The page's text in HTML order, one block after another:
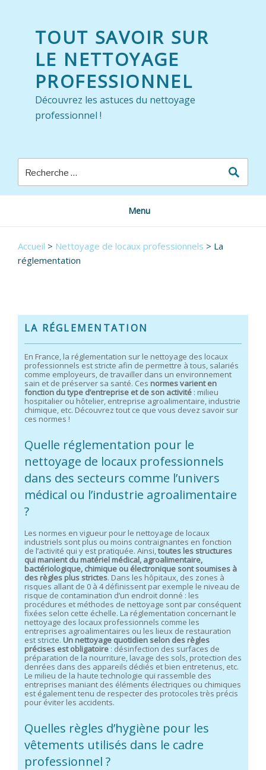
TOUT SAVOIR SUR
LE NETTOYAGE
PROFESSIONNEL
Découvrez les astuces du nettoyage
professionnel !
Menu
Accueil > Nettoyage de locaux professionnels > La
réglementation
LA RÉGLEMENTATION
En France, la réglementation sur le nettoyage des locaux
professionnels est stricte afin de permettre à tous, salariés
comme employeurs, de travailler dans un environnement
sain et de préserver sa santé. Ces normes varient en
fonction du type d’entreprise et de son activité : milieu
hospitalier ou hôtelier, entreprise agroalimentaire, industrie
chimique, etc. Découvrez tout ce que vous devez savoir sur
ces normes !
Quelle réglementation pour le
nettoyage de locaux professionnels
dans des secteurs comme l’univers
médical ou l’industrie agroalimentaire
?
Les normes en vigueur pour le nettoyage de locaux
industriels sont plus ou moins contraignantes en fonction
de l’activité qui y est pratiquée. Ainsi,toutes les structures
qui manient du matériel médical, agroalimentaire,
bactériologique, chimique ou électronique sont soumises à
des règles plus strictes. Dans les hôpitaux, des zones à
risques allant de 0 à 4 définissent par exemple le niveau de
risque de contamination d’un endroit donné : les
procédures et méthodes de nettoyage sont par conséquent
fixées selon cette échelle. La réglementation concernant le
nettoyage des locaux professionnels comme les
entreprises agroalimentaires ou les lieux de restauration
est stricte. Un nettoyage quotidien selon des règles
précises est obligatoire : désinfection des surfaces de
préparation de la nourriture, lavage des sols, protection des
denrées dans des appareils dédiés et bien entretenus, etc.
Le milieu de la haute technologie qui rassemble des
entreprises maniant des éléments électriques ou chimiques
est également tenu de respecter des protocoles très précis
pour éviter les accidents.
Quelles règles d’hygiène pour les
vêtements utilisés dans le cadre
professionnel ?